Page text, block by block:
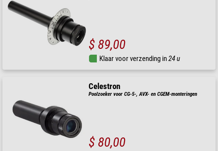
$ 89,00
Klaar voor verzending in24 u
Celestron
Poolzoeker voor CG-5-, AVX- en CGEM-monteringen
$ 80,00